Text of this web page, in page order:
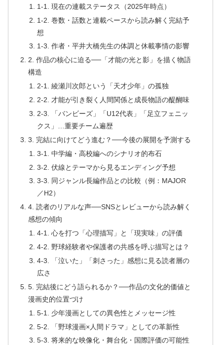
1-1. 現在の連載ステータス（2025年時点）
1-2. 巻数・話数と連載ペースから読み解く完結予
想
1-3. 作者・平井大橋先生の体調と休載事情の影響
2. 作品の核心に迫る──「才能の光と影」を描く物語
構造
2-1. 綾瀬川次郎という「天才少年」の孤独
2-2. 才能が引き裂く人間関係と成長物語の醍醐味
2-3. 「バンビーズ」「U12代表」「足立フェニッ
クス」…重要チーム遍歴
3. 完結に向けてどう進む？──今後の展開を予測する
3-1. 中学編・高校編へのシナリオ的布石
3-2. 伏線とテーマから見るエンディング予想
3-3. 同ジャンル長編作品との比較（例：MAJOR
／H2）
4. 読者のリアルな声──SNSとレビューから読み解く
感想の傾向
4-1. 心を打つ「心理描写」と「現実味」の評価
4-2. 野球経験者や保護者の共感を呼ぶ描写とは？
4-3. 「泣いた」「刺さった」感想に見る読者層の
広さ
5. 完結後にどう語られるか？──作品の文化的価値と
漫画史的位置づけ
5-1. 少年漫画としての異色性とメッセージ性
5-2. 「野球漫画×人間ドラマ」としての革新性
5-3. 将来的な映像化・舞台化・国際評価の可能性